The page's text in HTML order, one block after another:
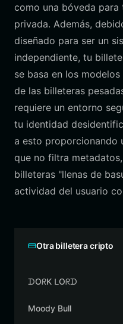
como una bóveda para
privada. Además,
diseñado para ser un
independiente, tu
se basa en los
de las billeteras
requiere un entorno
tu identidad
a esto proporcionando
que no filtra
billeteras "llenas de
actividad del usuario
Otra billetera cripto
ᗪOᖇK ᒪOᖇᗪ
Moody Bull